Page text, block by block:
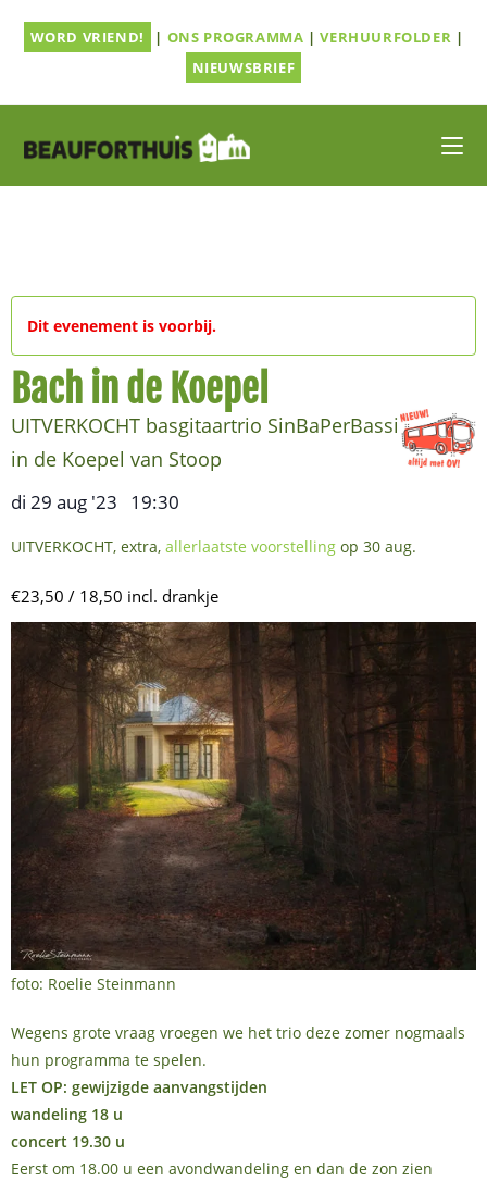
naarWORD VRIEND! | ONS PROGRAMMA |VERHUURFOLDER |
NIEUWSBRIEF
Dit evenement is voorbij.
Bach in de Koepel
UITVERKOCHT basgitaartrio SinBaPerBassi
in de Koepel van Stoop
di 29 aug '23 19:30
UITVERKOCHT, extra, allerlaatste voorstelling op 30 aug.
€23,50 / 18,50 incl. drankje
foto: Roelie Steinmann
Wegens grote vraag vroegen we het trio deze zomer nogmaals
hun programma te spelen.
LET OP: gewijzigde aanvangstijden
wandeling 18 u
concert 19.30 u
Eerst om 18.00 u een avondwandeling en dan de zon zien